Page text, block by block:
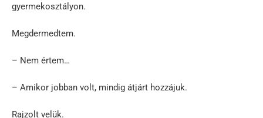
gyermekosztályon.
Megdermedtem.
– Nem értem…
– Amikor jobban volt, mindig átjárt hozzájuk.
Rajzolt velük.